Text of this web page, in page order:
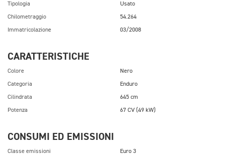
Tipologia Usato
Chilometraggio 54.264
Immatricolazione 03/2008
CARATTERISTICHE
Colore Nero
Categoria Enduro
Cilindrata 645 cm
Potenza 67 CV (49 kW)
CONSUMI ED EMISSIONI
Classe emissioni Euro 3